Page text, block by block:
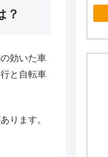
？
効いた車
と自転車
ります。